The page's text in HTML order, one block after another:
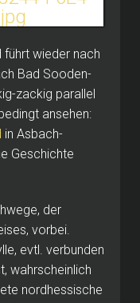
führt wieder nach
Bad Sooden-
zackig parallel
ansehen:
in Asbach-
Geschichte
der
vorbei.
evtl. verbunden
wahrscheinlich
nordhessische